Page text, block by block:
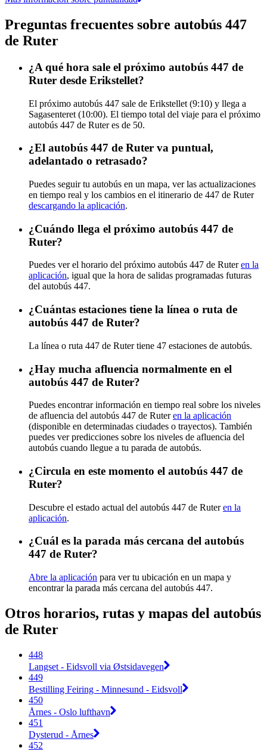
Preguntas frecuentes sobre autobús 447
de Ruter
¿A qué hora sale el próximo autobús 447 de
Ruter desde Erikstellet?
El próximo autobús 447 sale de Erikstellet (9:10) y llega a
Sagasenteret (10:00). El tiempo total del viaje para el próximo
autobús 447 de Ruter es de 50.
¿El autobús 447 de Ruter va puntual,
adelantado o retrasado?
Puedes seguir tu autobús en un mapa, ver las actualizaciones
en tiempo real y los cambios en el itinerario de 447 de Ruter
descargando la aplicación.
¿Cuándo llega el próximo autobús 447 de
Ruter?
Puedes ver el horario del próximo autobús 447 de Ruteren la
aplicación, igual que la hora de salidas programadas futuras
del autobús 447.
¿Cuántas estaciones tiene la línea o ruta de
autobús 447 de Ruter?
La línea o ruta 447 de Ruter tiene 47 estaciones de autobús.
¿Hay mucha afluencia normalmente en el
autobús 447 de Ruter?
Puedes encontrar información en tiempo real sobre los niveles
de afluencia del autobús 447 de Ruteren la aplicación
(disponible en determinadas ciudades o trayectos). También
puedes ver predicciones sobre los niveles de afluencia del
autobús cuando llegue a tu parada de autobús.
¿Circula en este momento el autobús 447 de
Ruter?
Descubre el estado actual del autobús 447 de Ruteren la
aplicación.
¿Cuál es la parada más cercana del autobús
447 de Ruter?
Abre la aplicación para ver tu ubicación en un mapa y
encontrar la parada más cercana del autobús 447.
Otros horarios, rutas y mapas del autobús
de Ruter
448
Langset - Eidsvoll via Østsidavegen
449
Bestilling Feiring - Minnesund - Eidsvoll
450
Årnes - Oslo lufthavn
451
Dysterud - Årnes
452